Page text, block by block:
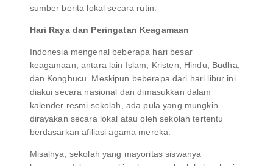
sumber berita lokal secara rutin.
Hari Raya dan Peringatan Keagamaan
Indonesia mengenal beberapa hari besar
keagamaan, antara lain Islam, Kristen, Hindu, Budha,
dan Konghucu. Meskipun beberapa dari hari libur ini
diakui secara nasional dan dimasukkan dalam
kalender resmi sekolah, ada pula yang mungkin
dirayakan secara lokal atau oleh sekolah tertentu
berdasarkan afiliasi agama mereka.
Misalnya, sekolah yang mayoritas siswanya